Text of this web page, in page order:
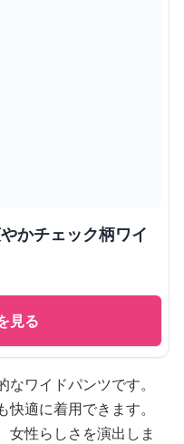
かチェック柄ワイ
見る
ワイドパンツです。
適に着用できます。
女性らしさを演出しま